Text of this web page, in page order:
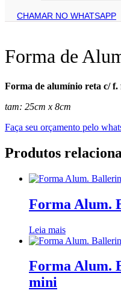
CHAMAR NO WHATSAPP
Forma de
Forma de alumínio reta c/ f.
tam: 25cm x 8cm
Faça seu orçamento pelo
Produtos
Forma Alum.
Leia mais
Forma Alum.
mini